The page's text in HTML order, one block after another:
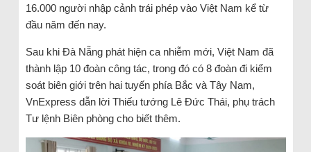
16.000 người nhập cảnh trái phép vào Việt Nam kể từ
đầu năm đến nay.
Sau khi Đà Nẵng phát hiện ca nhiễm mới, Việt Nam đã
thành lập 10 đoàn công tác, trong đó có 8 đoàn đi kiểm
soát biên giới trên hai tuyến phía Bắc và Tây Nam,
VnExpress dẫn lời Thiếu tướng Lê Đức Thái, phụ trách
Tư lệnh Biên phòng cho biết thêm.